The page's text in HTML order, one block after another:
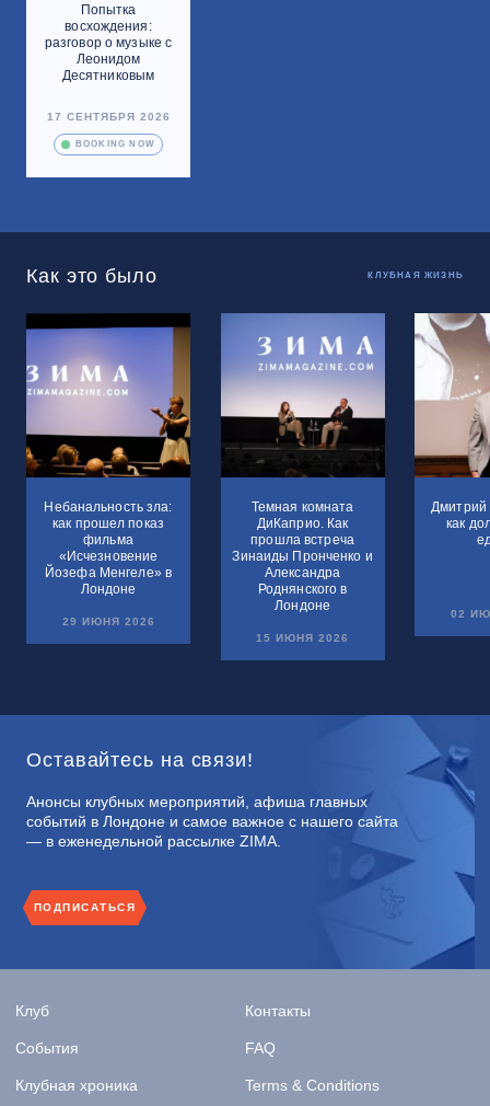
Попытка
восхождения:
разговор о музыке с
Леонидом
Десятниковым
17 СЕНТЯБРЯ 2026
BOOKING NOW
Как это было КЛУБНАЯ ЖИЗНЬ
Небанальность зла:
как прошел показ
фильма
«Исчезновение
Йозефа Менгеле» в
Лондоне
29 ИЮНЯ 2026
Темная комната
ДиКаприо. Как
прошла встреча
Зинаиды Пронченко и
Александра
Роднянского в
Лондоне
15 ИЮНЯ 2026
Дмитрий
как
02
Оставайтесь на связи!
Анонсы клубных мероприятий, афиша главных
событий в Лондоне и самое важное с нашего сайта
— в еженедельной рассылке ZIMA.
ПОДПИСАТЬСЯ
Клуб
События
Клубная хроника
Контакты
FAQ
Terms & Conditions